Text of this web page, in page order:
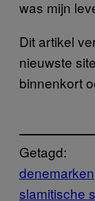
was mijn
Dit artikel
nieuwste
binnenkort
Getagd:
denemarken
slamitische